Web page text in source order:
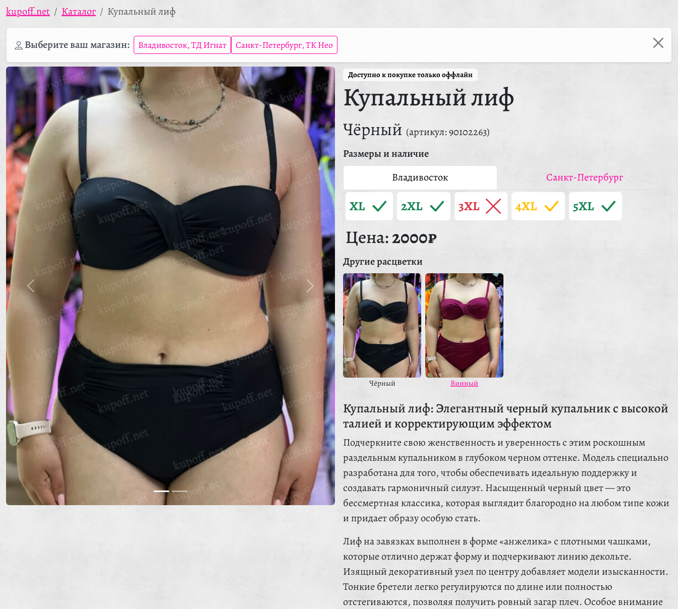
kupoff.net Каталог Купальный лиф
Выберите ваш магазин: Владивосток, ТД Игнат Санкт-Петербург, ТК Нео
Доступно к покупке только оффлайн
Купальный лиф
Чёрный (артикул: 90102263)
Размеры и наличие
Владивосток
Санкт-Петербург
XL 2XL 3XL 4XL 5XL
Цена:2000₽
Другие расцветки
Чёрный Винный
Купальный лиф: Элегантный черный купальник с высокой
талией и корректирующим эффектом
Подчеркните свою женственность и уверенность с этим роскошным
раздельным купальником в глубоком черном оттенке. Модель специально
разработана для того, чтобы обеспечивать идеальную поддержку и
создавать гармоничный силуэт. Насыщенный черный цвет — это
бессмертная классика, которая выглядит благородно на любом типе кожи
и придает образу особую стать.
Лиф на завязках выполнен в форме «анжелика» с плотными чашками,
которые отлично держат форму и подчеркивают линию декольте.
Изящный декоративный узел по центру добавляет модели изысканности.
Тонкие бретели легко регулируются по длине или полностью
отстегиваются, позволяя получить ровный загар плеч. Особое внимание